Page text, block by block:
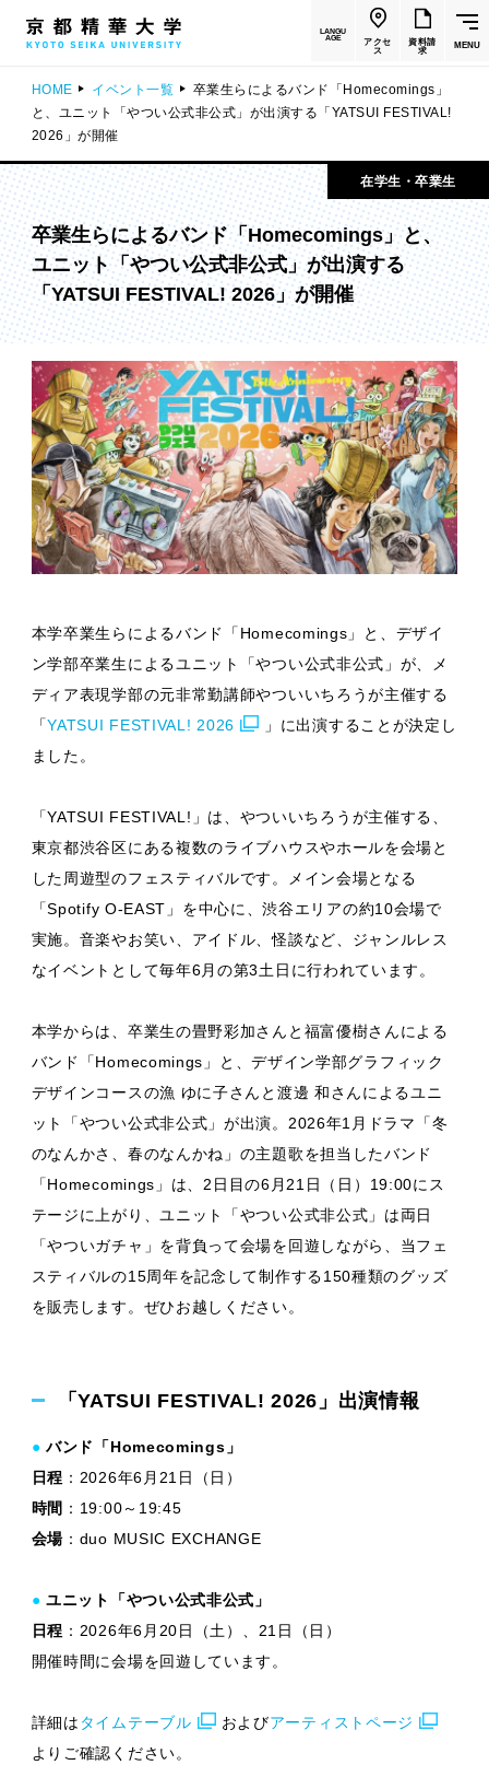
LANGU
AGE
アクセ
ス
資料請
求
MENU
HOME イベント一覧
卒業生らによるバンド「Homecomings」
と、ユニット「やつい公式非公式」が出演する「YATSUI FESTIVAL!
2026」が開催
在学生・卒業生
卒業生らによるバンド「Homecomings」と、
ユニット「やつい公式非公式」が出演する
「YATSUI FESTIVAL! 2026」が開催
本学卒業生らによるバンド「Homecomings」と、デザイ
ン学部卒業生によるユニット「やつい公式非公式」が、メ
ディア表現学部の元非常勤講師やついいちろうが主催する
「YATSUI FESTIVAL! 2026
」に出演することが決定し
ました。
「YATSUI FESTIVAL!」は、やついいちろうが主催する、
東京都渋谷区にある複数のライブハウスやホールを会場と
した周遊型のフェスティバルです。メイン会場となる
「Spotify O-EAST」を中心に、渋谷エリアの約10会場で
実施。音楽やお笑い、アイドル、怪談など、ジャンルレス
なイベントとして毎年6月の第3土日に行われています。
本学からは、卒業生の畳野彩加さんと福富優樹さんによる
バンド「Homecomings」と、デザイン学部グラフィック
デザインコースの漁 ゆに子さんと渡邊 和さんによるユニ
ット「やつい公式非公式」が出演。2026年1月ドラマ「冬
のなんかさ、春のなんかね」の主題歌を担当したバンド
「Homecomings」は、2日目の6月21日（日）19:00にス
テージに上がり、ユニット「やつい公式非公式」は両日
「やついガチャ」を背負って会場を回遊しながら、当フェ
スティバルの15周年を記念して制作する150種類のグッズ
を販売します。ぜひお越しください。
「YATSUI FESTIVAL! 2026」出演情報
● バンド「Homecomings」
日程 ：2026年6月21日（日）
時間 ：19:00～19:45
会場 ：duo MUSIC EXCHANGE
● ユニット「やつい公式非公式」
日程 ：2026年6月20日（土）、21日（日）
開催時間に会場を回遊しています。
詳細は タイムテーブル およびアーティストページ
よりご確認ください。